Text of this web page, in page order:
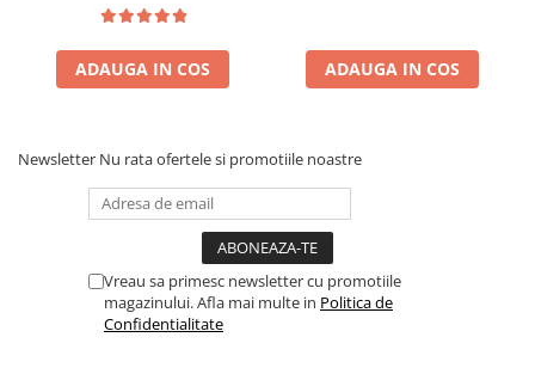
ADAUGA IN COS ADAUGA IN COS
Newsletter Nu rata ofertele si promotiile noastre
Vreau sa primesc newsletter cu promotiile
magazinului. Afla mai multe in Politica de
Confidentialitate